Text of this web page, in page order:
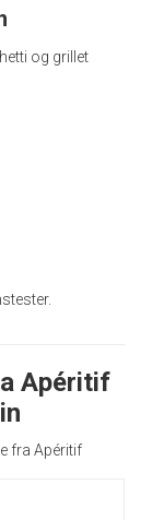
og grillet
Apéritif
fra Apéritif